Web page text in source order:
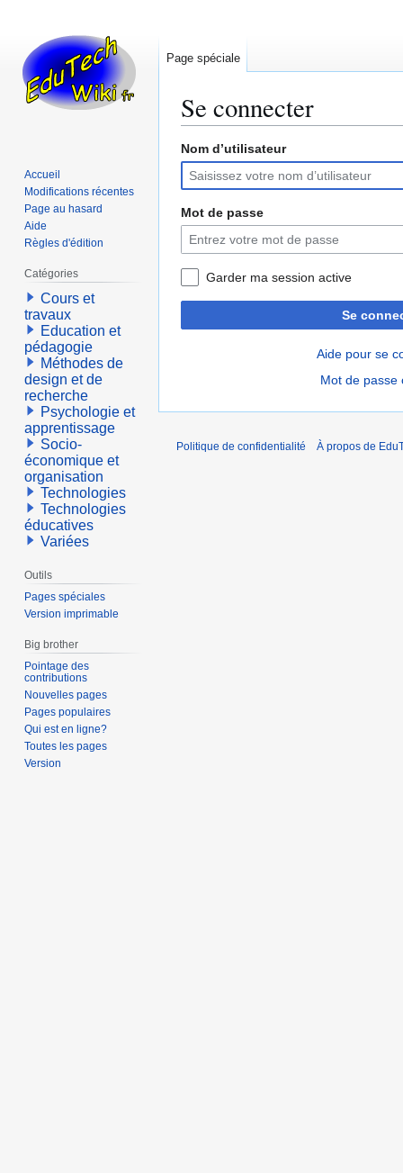
Se connecter
Aller
la
navigation
Aller
la
recherche
Nom d’utilisateur
Mot de passe
Garder ma session active
Se
Aide pour se
Mot de passe
Page spéciale
Accueil
Modifications récentes
Page au hasard
Aide
Règles d'édition
Catégories
Cours et
travaux
Education et
pédagogie
Méthodes de
design et de
recherche
Psychologie et
apprentissage
Socio-
économique et
organisation
Technologies
Technologies
éducatives
Variées
Outils
Pages spéciales
Version imprimable
Big brother
Pointage des
contributions
Nouvelles pages
Pages populaires
Qui est en ligne?
Toutes les pages
Version
Politique de confidentialité À propos de